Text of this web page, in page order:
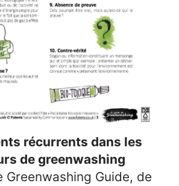
récurrents dans les
de greenwashing
Greenwashing Guide, de